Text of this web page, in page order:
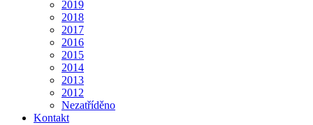
2019
2018
2017
2016
2015
2014
2013
2012
Nezatříděno
Kontakt